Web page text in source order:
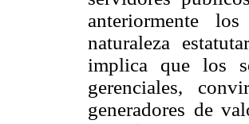
anteriormente
naturaleza
implica que los
gerenciales,
generadores de